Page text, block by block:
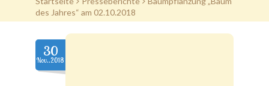
Schuljahr 2026/27
Schulleben
Anmeldung
des Jahres“ am 02.10.2018
30
Nov..2018